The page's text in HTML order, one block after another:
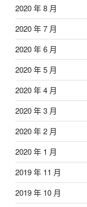
2020 年 8 月
2020 年 7 月
2020 年 6 月
2020 年 5 月
2020 年 4 月
2020 年 3 月
2020 年 2 月
2020 年 1 月
2019 年 11 月
2019 年 10 月